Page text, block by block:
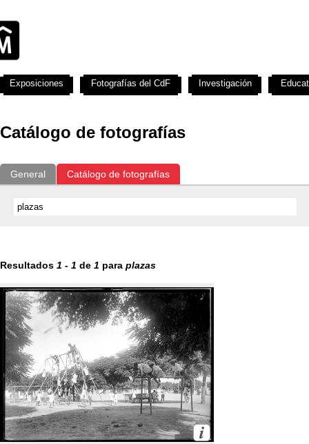
Catálogo de fotografías
General Catálogo de fotografías
Resultados 1 - 1 de 1 para plazas
Exposiciones Fotografías del CdF Investigación